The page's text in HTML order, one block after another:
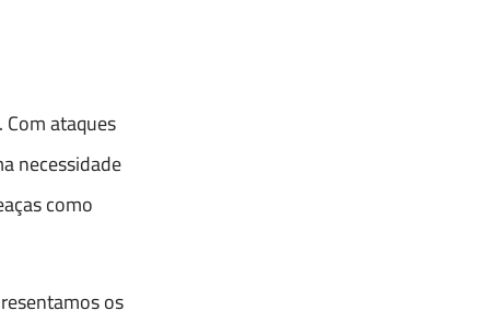
ataques
necessidade
como
os